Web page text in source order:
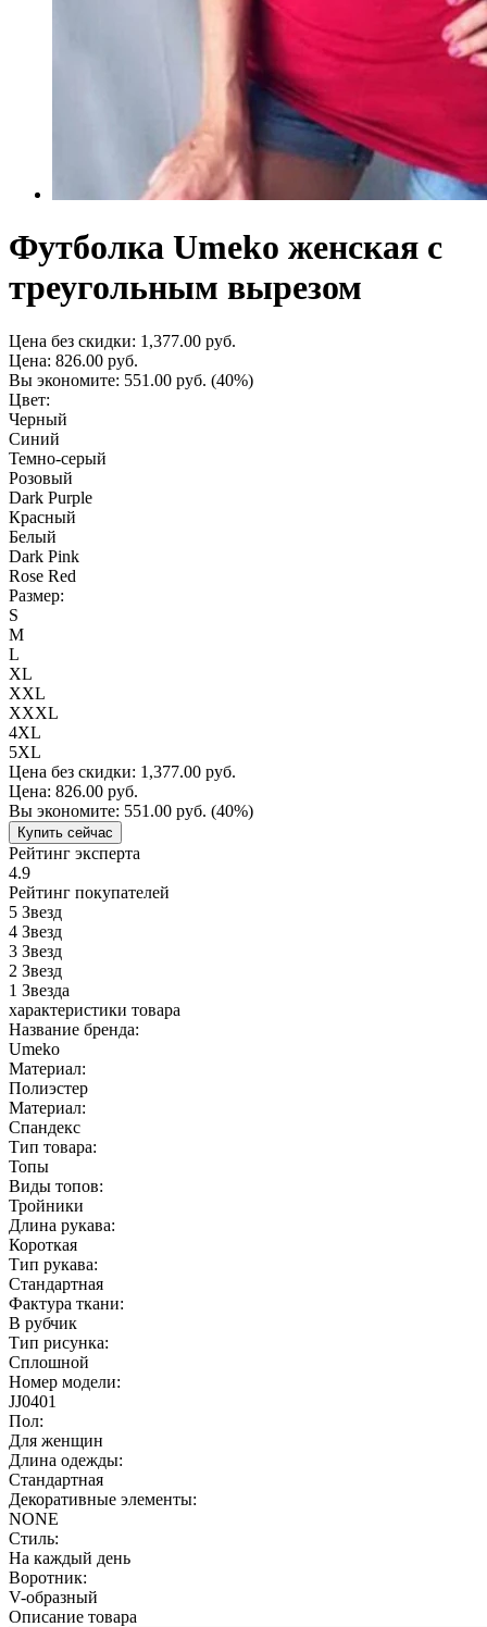
Футболка Umeko женская с
треугольным вырезом
Цена без скидки: 1,377.00 руб.
Цена: 826.00 руб.
Вы экономите: 551.00 руб. (40%)
Цвет:
Черный
Синий
Темно-серый
Розовый
Dark Purple
Красный
Белый
Dark Pink
Rose Red
Размер:
S
M
L
XL
XXL
XXXL
4XL
5XL
Цена без скидки: 1,377.00 руб.
Цена: 826.00 руб.
Вы экономите: 551.00 руб. (40%)
Купить сейчас
Рейтинг эксперта
4.9
Рейтинг покупателей
5 Звезд
4 Звезд
3 Звезд
2 Звезд
1 Звезда
характеристики товара
Название бренда:
Umeko
Материал:
Полиэстер
Материал:
Спандекс
Тип товара:
Топы
Виды топов:
Тройники
Длина рукава:
Короткая
Тип рукава:
Стандартная
Фактура ткани:
В рубчик
Тип рисунка:
Сплошной
Номер модели:
JJ0401
Пол:
Для женщин
Длина одежды:
Стандартная
Декоративные элементы:
NONE
Стиль:
На каждый день
Воротник:
V-образный
Описание товара